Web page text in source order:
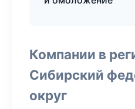
Компании в
Сибирский
округ